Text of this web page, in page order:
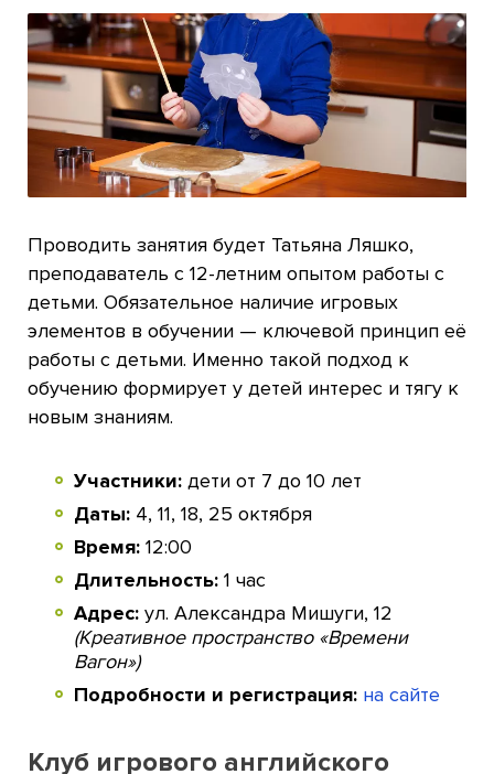
Проводить занятия будет Татьяна Ляшко,
преподаватель с 12-летним опытом работы с
детьми. Обязательное наличие игровых
элементов в обучении — ключевой принцип её
работы с детьми. Именно такой подход к
обучению формирует у детей интерес и тягу к
новым знаниям.
Участники: дети от 7 до 10 лет
Даты: 4, 11, 18, 25 октября
Время: 12:00
Длительность: 1 час
Адрес: ул. Александра Мишуги, 12
(Креативное пространство «Времени
Вагон»)
Подробности и регистрация: на сайте
Клуб игрового английского